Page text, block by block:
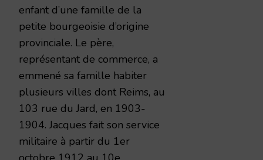
enfant d’une famille de la
petite bourgeoisie d’origine
provinciale. Le père,
représentant de commerce, a
emmené sa famille habiter
plusieurs villes dont Reims, au
103 rue du Jard, en 1903-
1904. Jacques fait son service
militaire à partir du 1er